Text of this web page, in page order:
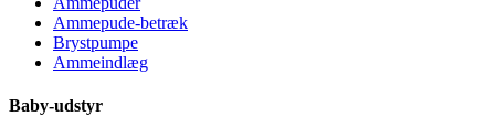
Ammepude-betræk
Brystpumpe
Ammeindlæg
Baby-udstyr